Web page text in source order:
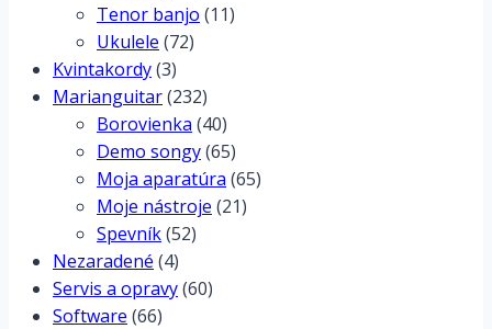
Tenor banjo (11)
Ukulele (72)
Kvintakordy(3)
Marianguitar(232)
Borovienka (40)
Demo songy(65)
Moja aparatúra (65)
Moje nástroje (21)
Spevník(52)
Nezaradené (4)
Servis a opravy(60)
Software (66)